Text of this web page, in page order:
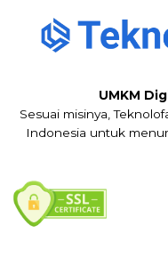
UMKM
Sesuai misinya,
Indonesia untuk